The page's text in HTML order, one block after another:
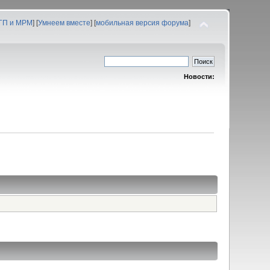
и МРМ] [Умнеем вместе] [мобильная версия форума]
Новости: